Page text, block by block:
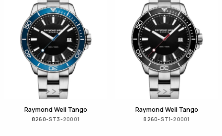
Raymond Weil Tango
8260-ST3-20001
Raymond Weil Tango
8260-ST1-20001